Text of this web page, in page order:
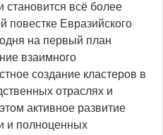
всё более
повестке Евразийского
на первый план
взаимного
создание кластеров в
отраслях и
активное развитие
и полноценных